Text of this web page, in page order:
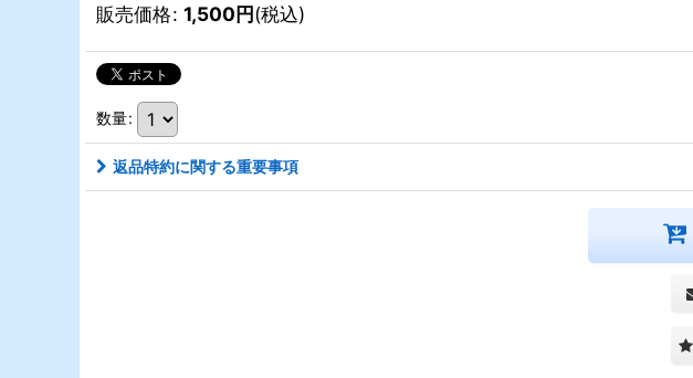
販売価格: 1,500円(税込)
数量:
返品特約に関する重要事項